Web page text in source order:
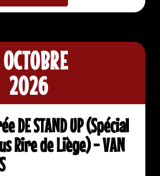
2026
DE STAND UP (Spécial
Rire de Liège) - VAN